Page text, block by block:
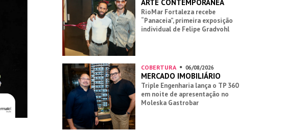
ARTE CONTEMPORÂNEA
RioMar Fortaleza recebe
“Panaceia”, primeira exposição
individual de Felipe Gradvohl
COBERTURA 06/08/2026
MERCADO IMOBILIÁRIO
Triple Engenharia lança o TP 360
em noite de apresentação no
Moleska Gastrobar